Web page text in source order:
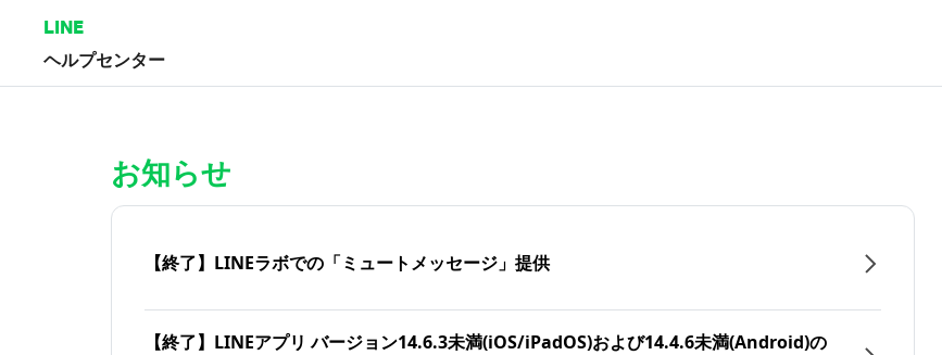
LINE
ヘルプセンター
お知らせ
【終了】LINEラボでの「ミュートメッセージ」提供
【終了】LINEアプリ バージョン14.6.3未満(iOS/iPadOS)および14.4.6未満(Android)の